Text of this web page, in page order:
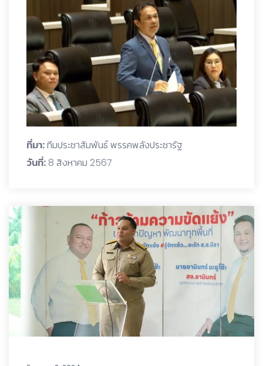
ที่มา:ทีมประชาสัมพันธ์ พรรคพลังประชารัฐ
วันที่: 8 สิงหาคม 2567